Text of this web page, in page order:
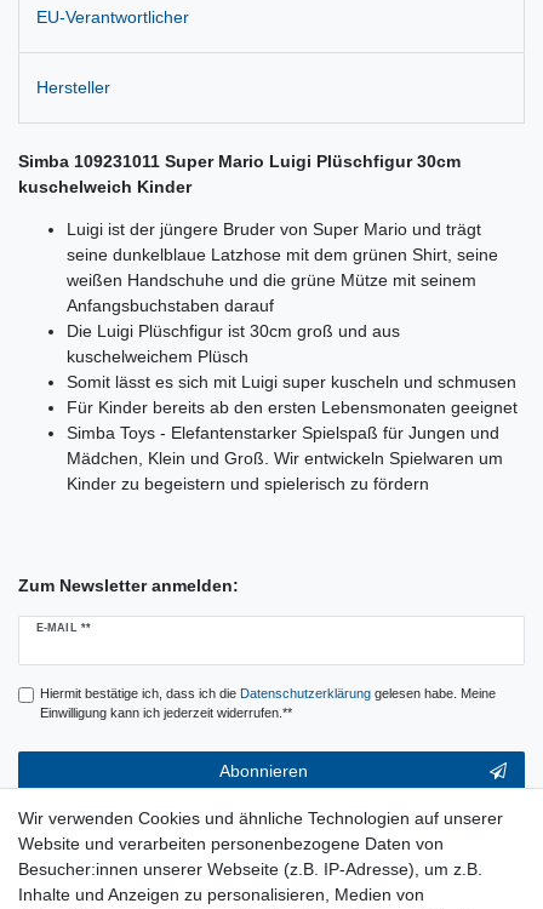
EU-Verantwortlicher
Hersteller
Simba 109231011 Super Mario Luigi Plüschfigur 30cm
kuschelweich Kinder
Luigi ist der jüngere Bruder von Super Mario und trägt
seine dunkelblaue Latzhose mit dem grünen Shirt, seine
weißen Handschuhe und die grüne Mütze mit seinem
Anfangsbuchstaben darauf
Die Luigi Plüschfigur ist 30cm groß und aus
kuschelweichem Plüsch
Somit lässt es sich mit Luigi super kuscheln und schmusen
Für Kinder bereits ab den ersten Lebensmonaten geeignet
Simba Toys - Elefantenstarker Spielspaß für Jungen und
Mädchen, Klein und Groß. Wir entwickeln Spielwaren um
Kinder zu begeistern und spielerisch zu fördern
Zum Newsletter anmelden:
E-MAIL **
Newsletter
Hiermit bestätige ich, dass ich die Daten­schutz­erklärunggelesen habe. Meine
Einwilligung kann ich jederzeit widerrufen.**
Abonnieren
** Hierbei handelt es sich um ein Pflichtfeld.
Service & Hilfe
Kontakt
Wir verwenden Cookies und ähnliche Technologien auf unserer
Website und verarbeiten personenbezogene Daten von
Besucher:innen unserer Webseite (z.B. IP-Adresse), um z.B.
Inhalte und Anzeigen zu personalisieren, Medien von